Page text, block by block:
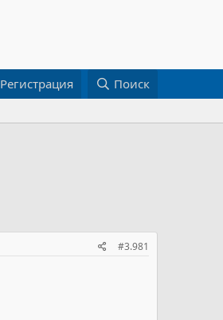
Регистрация Поиск
#3.981